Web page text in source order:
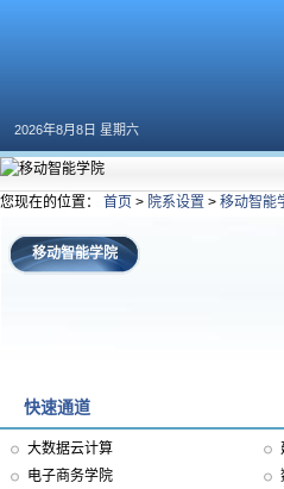
2026年8月8日 星期六
快速通道
大数据云计算
电子商务学院
您现在的位置： 首页 > 院系设置 > 移动智能
移动智能学院